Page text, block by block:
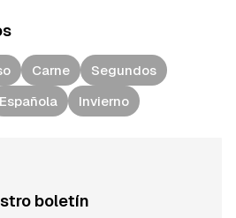
Carne
Segundos
Española Invierno
boletín